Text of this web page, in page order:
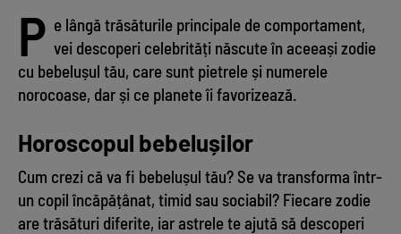
P e lângă trăsăturile principale de comportament,
vei descoperi celebrități născute în aceeași zodie
cu bebelușul tău, care sunt pietrele și numerele
norocoase, dar și ce planete îi favorizează.
Horoscopul bebelușilor
Cum crezi că va fi bebelușul tău? Se va transforma într-
un copil încăpățânat, timid sau sociabil? Fiecare zodie
are trăsături diferite, iar astrele te ajută să descoperi